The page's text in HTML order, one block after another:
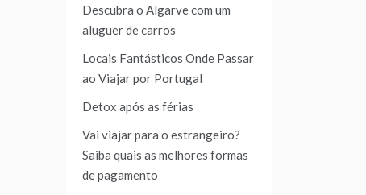
Descubra o Algarve com um
aluguer de carros
Locais Fantásticos Onde Passar
ao Viajar por Portugal
Detox após as férias
Vai viajar para o estrangeiro?
Saiba quais as melhores formas
de pagamento